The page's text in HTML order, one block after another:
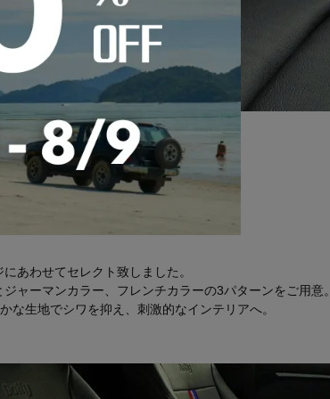
で
あわせてセレクト致しました。
ャーマンカラー、フレンチカラーの3パターンをご用意。
な生地でシワを抑え、刺激的なインテリアへ。